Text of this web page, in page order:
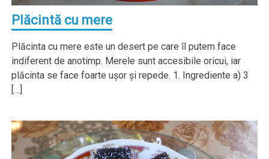
Plăcintă cu mere
Plăcinta cu mere este un desert pe care îl putem face
indiferent de anotimp. Merele sunt accesibile oricui, iar
plăcinta se face foarte uşor şi repede. 1. Ingrediente a) 3
[…]